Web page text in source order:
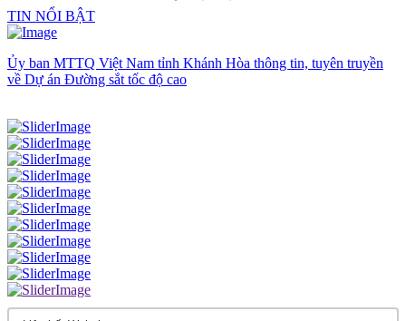
TIN NỔI BẬT
Ủy ban MTTQ Việt Nam tỉnh Khánh Hòa thông tin, tuyên truyền
về Dự án Đường sắt tốc độ cao